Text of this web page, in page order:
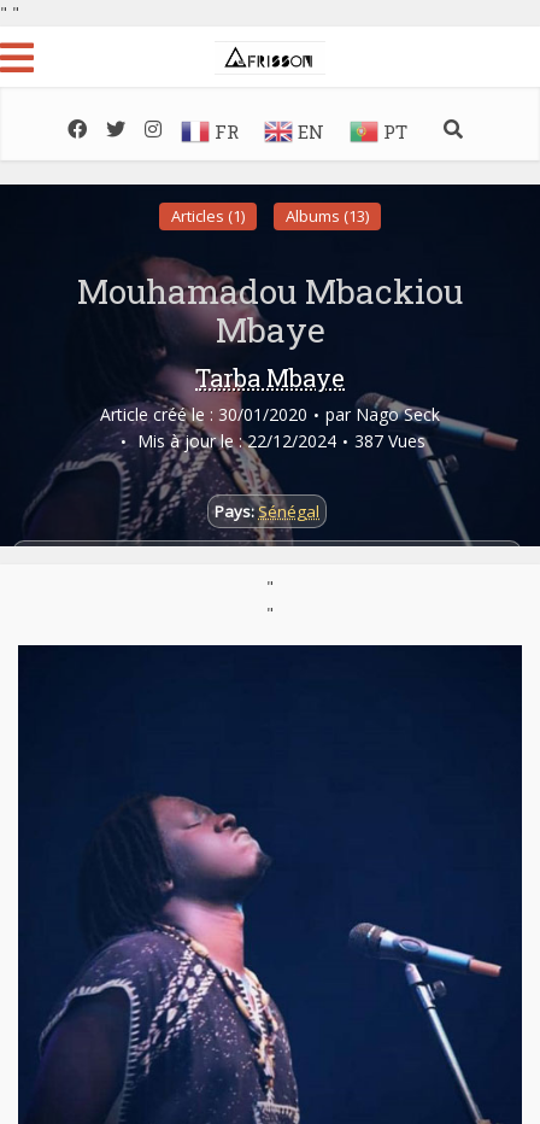
" "
FR EN PT
Articles (1) Albums (13)
Mouhamadou Mbackiou
Mbaye
Tarba Mbaye
Article créé le : 30/01/2020 par Nago Seck
Mis à jour le : 22/12/2024
387 Vues
Pays:Sénégal
World / Musique du monde
"
"